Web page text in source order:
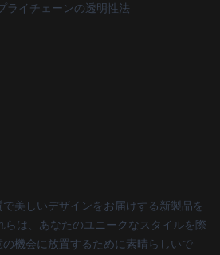
ライチェーンの透明性法
美しいデザインをお届けする新製品を
らは、あなたのユニークなスタイルを際
機会に放置するために素晴らしいで